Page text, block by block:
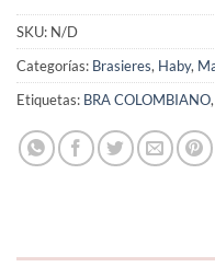
SKU: N/D
Categorías: Brasieres, Haby,
Etiquetas: BRA COLOMBIANO,